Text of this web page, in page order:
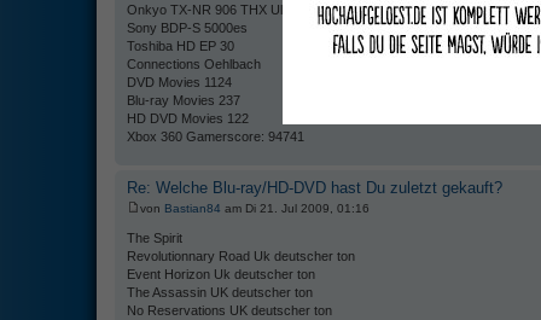
Onkyo TX-NR 906 THX Ultra 2
Sony BDP-S 5000es
Toshiba HD EP 30
Connections Oehlbach
DVD Movies 1124
Blu-ray Movies 237
HD DVD Movies 122
Xbox 360 Gamerscore: 94741
Re: Welche Blu-ray/HD-DVD hast Du zuletzt gekauft?
von Bastian84 am Di 21. Jul 2009, 01:16
The Spirit
Revolutionnary Road Uk deutscher ton
Event Horizon Uk deutscher ton
The Assassin UK deutscher ton
No Reservations UK deutscher ton